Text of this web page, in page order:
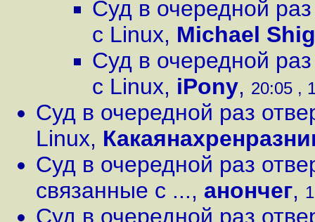
Суд в очередной
с Linux, Michael
Суд в очередной
с Linux, iPony, 20:05 ,
Суд в очередной раз
Linux,
Суд в очередной раз
связанные с ..., анончег,
Суд в очередной раз